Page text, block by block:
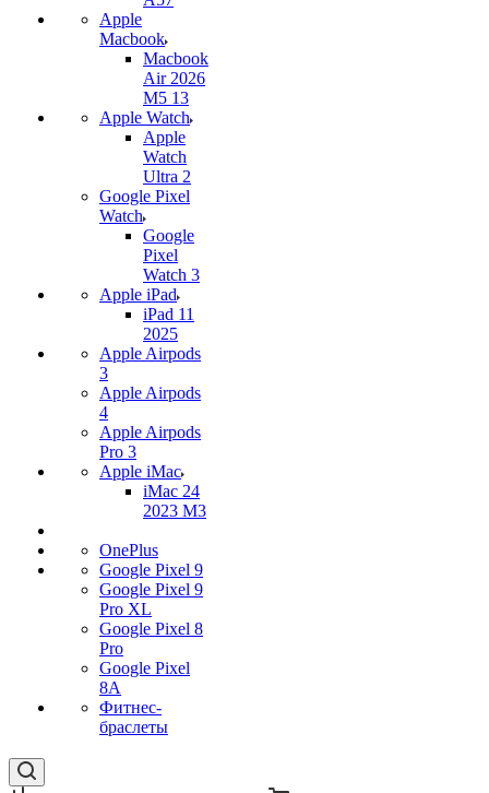
Apple
Macbook
Macbook
Air 2026
M5 13
Apple Watch
Apple
Watch
Ultra 2
Google Pixel
Watch
Google
Pixel
Watch 3
Apple iPad
iPad 11
2025
Apple Airpods
3
Apple Airpods
4
Apple Airpods
Pro 3
Apple iMac
iMac 24
2023 M3
OnePlus
Google Pixel 9
Google Pixel 9
Pro XL
Google Pixel 8
Pro
Google Pixel
8A
Фитнес-
браслеты